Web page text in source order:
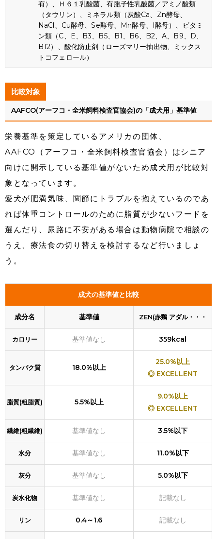
有）、Ｈ６１乳酸菌、有胞子性乳酸菌／アミノ酸類
（タウリン）、ミネラル類（炭酸Ca、Zn酵母、
NaCl、Cu酵母、Se酵母、Mn酵母、I酵母）、ビタミ
ン類（C、E、B3、B5、B1、B6、B2、A、B9、D、
B12）、酸化防止剤（ローズマリー抽出物、ミックス
トコフェロール）
比較対象
AAFCO(アーフコ・全米飼料検査官協会)の「成犬用」基準値
栄養基準を策定しているアメリカの団体、
AAFCO（アーフコ・全米飼料検査官協会）はシニア
向けに開示している基準値がないため成犬用が比較対
象となっています。
愛犬が肥満気味、関節にトラブルを抱えているのであ
れば体重コントロールのために脂質が少ないフードを
選んだり、尿路に不安がある場合は動物病院で相談の
うえ、療法食の切り替えを検討するなど行いましょ
う。
成犬の基準値と比較
成分名 基準値 ZEN(赤鶏 アダル・・・
カロリー 基準値なし 359kcal
タンパク質 18.0%以上
25.0%以上
◎ EXCELLENT
脂質(粗脂質) 5.5%以上
9.0%以上
◎ EXCELLENT
繊維(粗繊維) 基準値なし 3.5%以下
水分 基準値なし 11.0%以下
灰分 基準値なし 5.0%以下
炭水化物 基準値なし 記載なし
リン 0.4～1.6 記載なし